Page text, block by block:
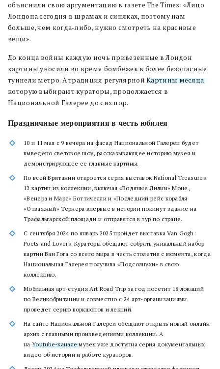
объяснили свою аргументацию в газете The Times: «Лицо
Лондона сегодня в шрамах и синяках, поэтому нам
больше, чем когда-либо, нужно смотреть на красивые
вещи».
До конца войны каждую ночь привезенные в Лондон
картины уносили во время бомбежек в более безопасные
туннели метро. А традиция регулярнойКартины месяца,
которую выбирают кураторы, продолжается в
Национальной Галерее до сих пор.
Праздничные мероприятия в честь юбилея
10 и 11 мая с 9 вечера на фасад Национальной Галереи будет
выведено световое шоу, рассказывающее историю музея и
демонстрирующее ее главные картины.
По всей Британии откроется серия выставок National Treasures.
12 картин из коллекции, включая «Водяные Лилии» Моне,
«Венера и Марс» Боттичелли и «Последний рейс корабля
«Отважный» Тернера впервые в истории покинут здание на
Трафальгарской площади и отправятся в тур по стране.
С сентября 2024 по январь 2025 пройдет выставка Van Gogh:
Poets and Lovers. Кураторы обещают собрать уникальный набор
картин Ван Гога со всего мира в честь столетия с момента, когда
Национальная Галерея получила «Подсолнухи» в свою
коллекцию.
Мобильная арт-студия Art Road Trip за год посетит 18 локаций
по Великобритании и совместно с 24 арт-организациями
проведет серию воркшопов и лекций.
На сайте Национальной Галереи обещают открыть новый онлайн
архив с главными произведениями коллекции. А
на Youtube-каналемузея уже доступна серия документальных
видео об истории и работе кураторов.